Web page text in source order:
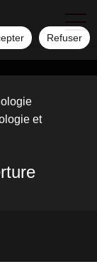
Refuser
et